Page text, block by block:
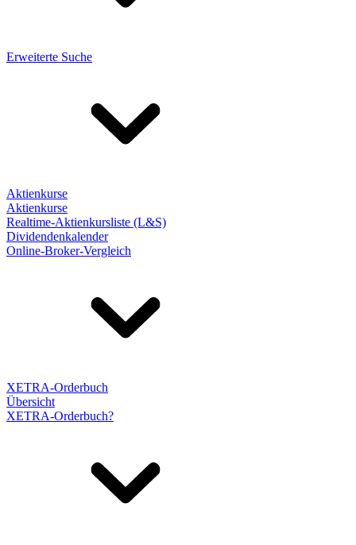
Erweiterte Suche
Aktienkurse
Aktienkurse
Realtime-Aktienkursliste (L&S)
Dividendenkalender
Online-Broker-Vergleich
XETRA-Orderbuch
Übersicht
XETRA-Orderbuch?